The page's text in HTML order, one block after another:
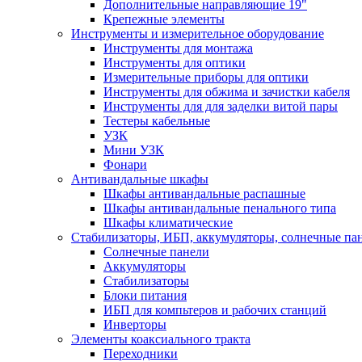
Дополнительные направляющие 19"
Крепежные элементы
Инструменты и измерительное оборудование
Инструменты для монтажа
Инструменты для оптики
Измерительные приборы для оптики
Инструменты для обжима и зачистки кабеля
Инструменты для для заделки витой пары
Тестеры кабельные
УЗК
Мини УЗК
Фонари
Антивандальные шкафы
Шкафы антивандальные распашные
Шкафы антивандальные пенального типа
Шкафы климатические
Стабилизаторы, ИБП, аккумуляторы, солнечные
Солнечные панели
Аккумуляторы
Стабилизаторы
Блоки питания
ИБП для компьтеров и рабочих станций
Инверторы
Элементы коаксиального тракта
Переходники